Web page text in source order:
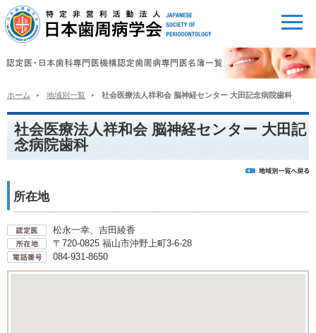
ホーム 地域別一覧 社会医療法人祥和会 脳神経センター 大田記念病院歯科
社会医療法人祥和会 脳神経センター 大田記
念病院歯科
所在地
松永一幸、吉田綾香
〒720-0825 福山市沖野上町3-6-28
084-931-8650